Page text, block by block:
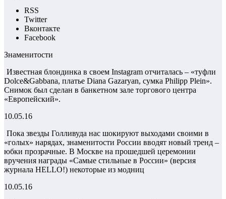
RSS
Twitter
Вконтакте
Facebook
Знаменитости
Известная блондинка в своем Instagram отчиталась – «туфли
Dolce&Gabbana, платье Diana Gazaryan, сумка Philipp Plein».
Снимок был сделан в банкетном зале торгового центра
«Европейский».
10.05.16
Пока звезды Голливуда нас шокируют выходами своими в
«голых» нарядах, знаменитости России вводят новый тренд –
юбки прозрачные. В Москве на прошедшей церемонии
вручения награды «Самые стильные в России» (версия
журнала HELLO!) некоторые из модниц
10.05.16